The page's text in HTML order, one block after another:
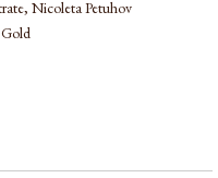
Nicoleta Petuhov